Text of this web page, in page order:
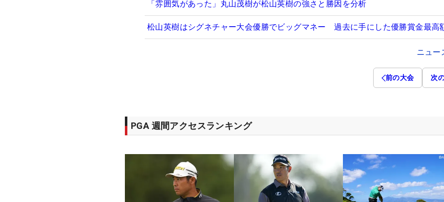
「雰囲気があった」丸山茂樹が松山英樹の強さと勝因を分析
松山英樹はシグネチャー大会優勝でビッグマネー 過去に手にした優勝賞金最高
ニュー
前の大会 次
PGA 週間アクセスランキング